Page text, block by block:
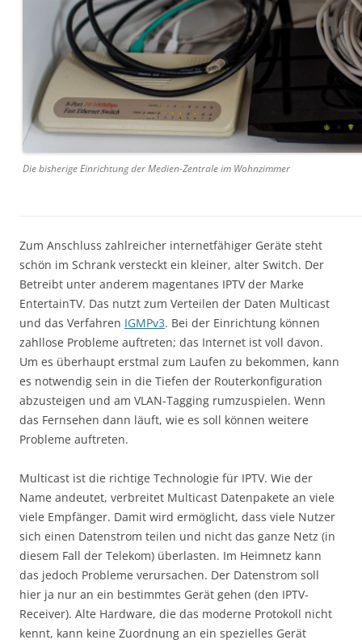
Die bisherige Einrichtung der Medien-Zentrale im Wohnzimmer
Zum Anschluss zahlreicher internetfähiger Geräte steht
schön im Schrank versteckt ein kleiner, alter Switch. Der
Betreibt unter anderem magentanes IPTV der Marke
EntertainTV. Das nutzt zum Verteilen der Daten Multicast
und das Verfahren IGMPv3. Bei der Einrichtung können
zahllose Probleme auftreten; das Internet ist voll davon.
Um es überhaupt erstmal zum Laufen zu bekommen, kann
es notwendig sein in die Tiefen der Routerkonfiguration
abzusteigen und am VLAN-Tagging rumzuspielen. Wenn
das Fernsehen dann läuft, wie es soll können weitere
Probleme auftreten.
Multicast ist die richtige Technologie für IPTV. Wie der
Name andeutet, verbreitet Multicast Datenpakete an viele
viele Empfänger. Damit wird ermöglicht, dass viele Nutzer
sich einen Datenstrom teilen und nicht das ganze Netz (in
diesem Fall der Telekom) überlasten. Im Heimnetz kann
das jedoch Probleme verursachen. Der Datenstrom soll
hier ja nur an ein bestimmtes Gerät gehen (den IPTV-
Receiver). Alte Hardware, die das moderne Protokoll nicht
kennt, kann keine Zuordnung an ein spezielles Gerät